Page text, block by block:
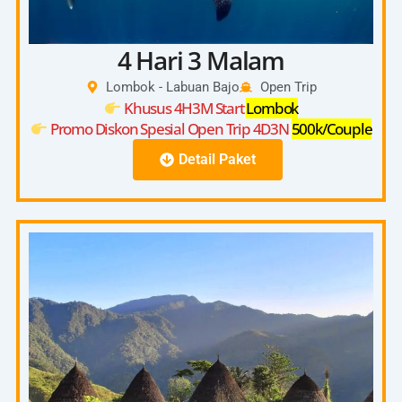
4 Hari 3 Malam
Lombok - Labuan Bajo Open Trip
Khusus 4H3M StartLombok
Promo Diskon Spesial Open Trip 4D3N500k/Couple
Detail Paket
1
Check In On Board 13:00-14:00
Depart From Lombok Harbour 14:00
Kanawa Island Lombok
Day
2
Saleh Bay Whaleshark
Savana Beach